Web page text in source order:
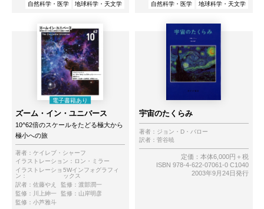
自然科学・医学 地球科学・天文学 自然科学・医学 地球科学・天文学
ズーム・イン・ユニバース
10^62倍のスケールをたどる極大から
極小への旅
著者： ケイレブ・シャーフ
イラストレーション： ロン・ミラー
イラストレーショ
ン：
5Wインフォグラフィ
ックス
訳者： 佐藤やえ 監修： 渡部潤一
監修：
川上紳一 監修： 山岸明彦
監修： 小芦雅斗
宇宙のたくらみ
著者： ジョン・D・バロー
訳者： 菅谷暁
定価：本体6,000円＋税
ISBN 978-4-622-07061-0 C1040
2003年9月24日発行